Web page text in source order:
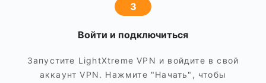
3
Войти и подключиться
Запустите LightXtreme VPN и войдите в свой
аккаунт VPN. Нажмите "Начать", чтобы